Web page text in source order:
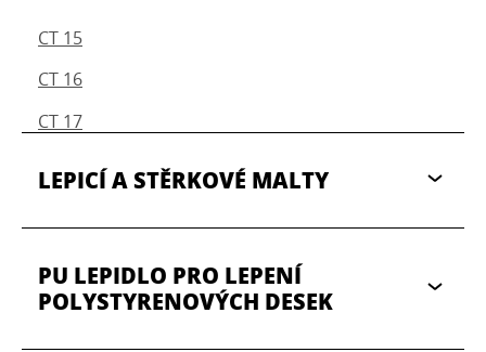
CT 15
CT 16
CT 17
LEPICÍ A STĚRKOVÉ MALTY
PU LEPIDLO PRO LEPENÍ
POLYSTYRENOVÝCH DESEK